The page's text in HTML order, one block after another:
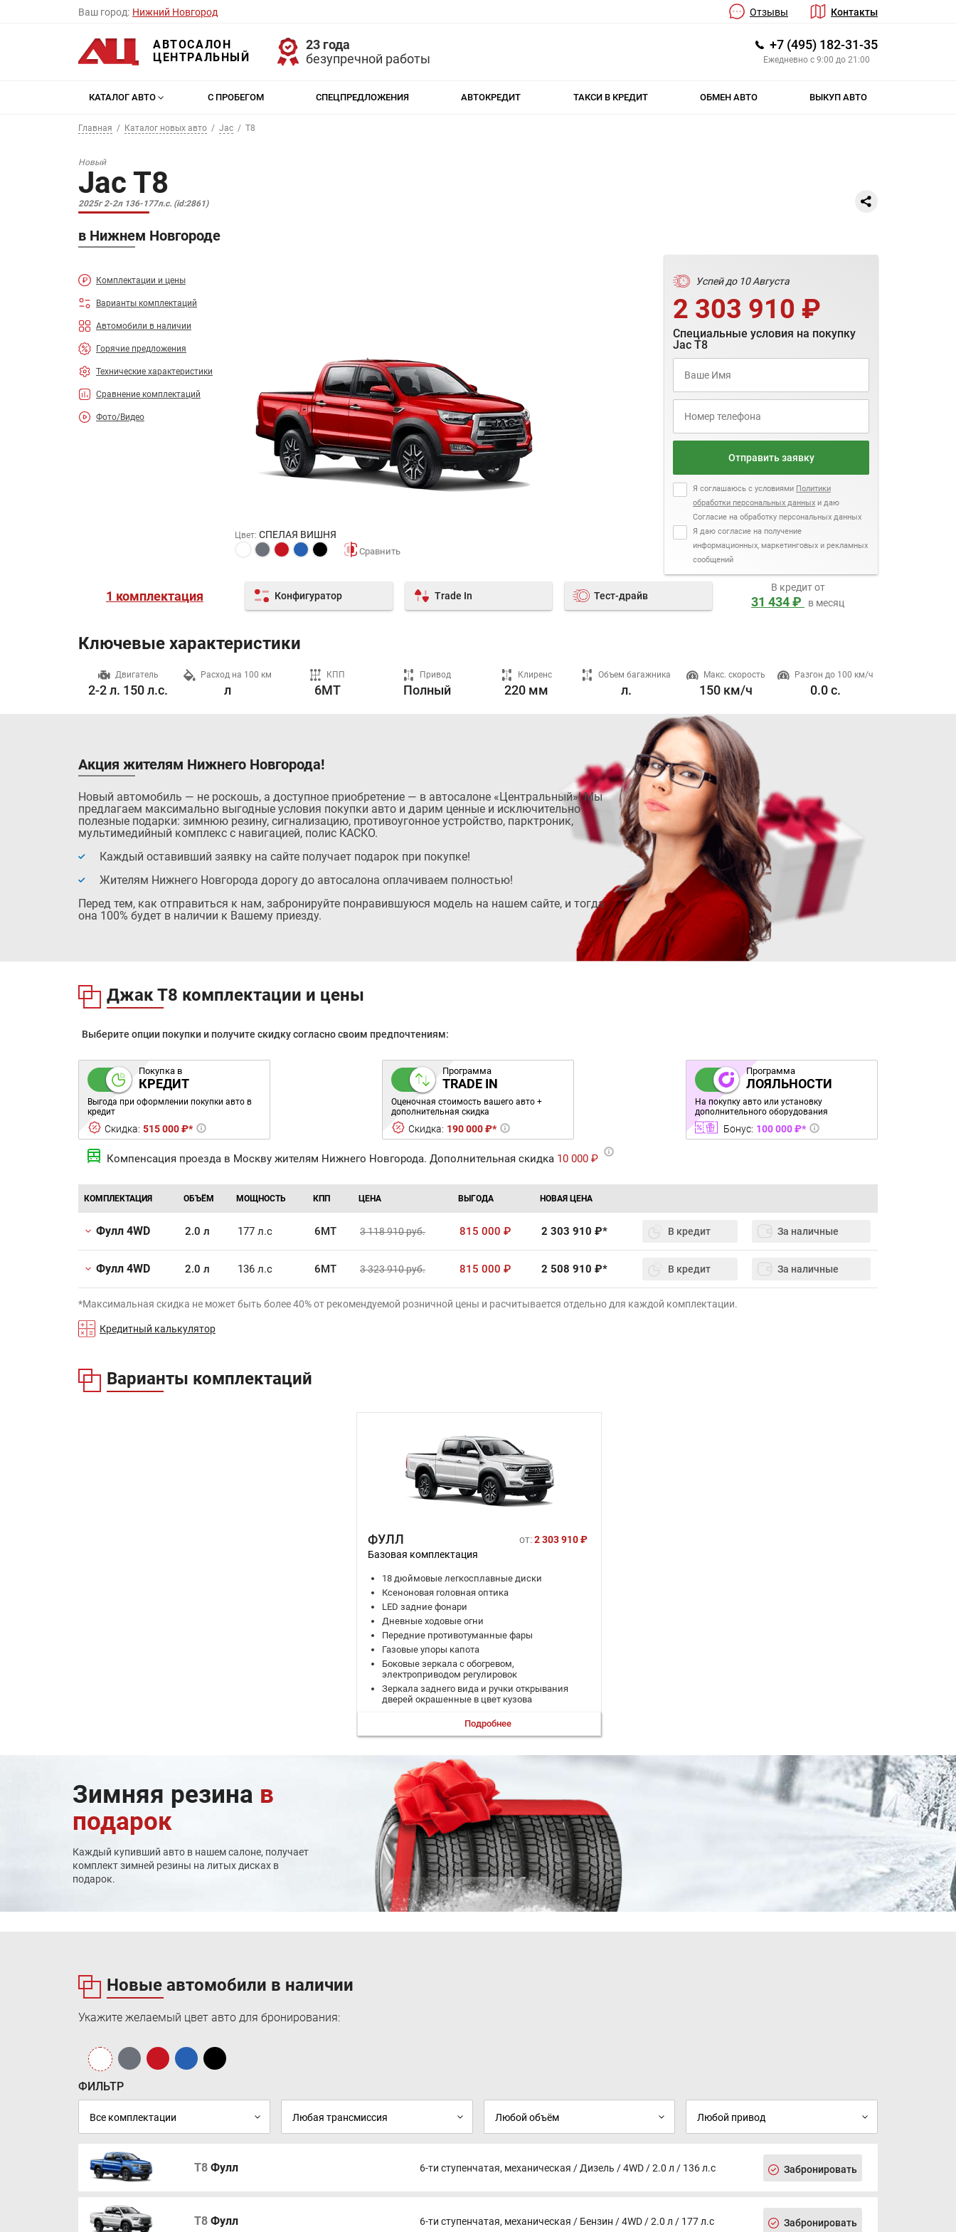
Ваш город: Нижний Новгород Отзывы Контакты
АВТОСАЛОН
ЦЕНТРАЛЬНЫЙ
23 года
безупречной работы
+7 (495) 182-31-35
Ежедневно с 9:00 до 21:00
КАТАЛОГ АВТО С ПРОБЕГОМ СПЕЦПРЕДЛОЖЕНИЯ АВТОКРЕДИТ ТАКСИ В КРЕДИТ ОБМЕН АВТО ВЫКУП АВТО
Главная Каталог новых авто Jac T8
Новый
Jac T8
2025г 2-2л 136-177л.с. (id:2861)
в Нижнем Новгороде
Комплектации и цены
Варианты комплектаций
Автомобили в наличии
Горячие предложения
Технические характеристики
Сравнение комплектаций
Фото/Видео
Цвет: СПЕЛАЯ ВИШНЯ
Успей до 10 Августа
2 303 910 ₽
Специальные условия на покупку
Jac T8
Отправить заявку
Я соглашаюсь с условиями Политики
обработки персональных данных и даю
Согласие на обработку персональных данных
Я даю согласие на получение
информационных, маркетинговых и рекламных
сообщений
1 комплектация Конфигуратор Trade In Тест-драйв
В кредит от
31 434 ₽ в месяц
Ключевые характеристики
Двигатель
2-2 л. 150 л.с.
Расход на 100 км
л
КПП
6MT
Привод
Полный
Клиренс
220 мм
Объем багажника
л.
Макс. скорость
150 км/ч
Разгон до 100 км/ч
0.0 с.
Акция жителям Нижнего Новгорода!
Новый автомобиль — не роскошь, а доступное приобретение — в автосалоне «Центральный»! Мы
предлагаем максимально выгодные условия покупки авто и дарим ценные и исключительно
полезные подарки: зимнюю резину, сигнализацию, противоугонное устройство, парктроник,
мультимедийный комплекс с навигацией, полис КАСКО.
Каждый оставивший заявку на сайте получает подарок при покупке!
Жителям Нижнего Новгорода дорогу до автосалона оплачиваем полностью!
Перед тем, как отправиться к нам, забронируйте понравившуюся модель на нашем сайте, и тогда
она 100% будет в наличии к Вашему приезду.
Джак Т8 комплектации и цены
Выберите опции покупки и получите скидку согласно своим предпочтениям:
Покупка в
КРЕДИТ
Выгода при оформлении покупки авто в
кредит
Скидка: 515 000 ₽*
Программа
TRADE IN
Оценочная стоимость вашего авто +
дополнительная скидка
Скидка: 190 000 ₽*
Программа
ЛОЯЛЬНОСТИ
На покупку авто или установку
дополнительного оборудования
Бонус: 100 000 ₽*
Компенсация проезда в Москву жителям Нижнего Новгорода. Дополнительная скидка 10 000 ₽
КОМПЛЕКТАЦИЯ ОБЪЁМ МОЩНОСТЬ КПП ЦЕНА ВЫГОДА НОВАЯ ЦЕНА
Фулл 4WD 2.0 л 177 л.с 6MT 3 118 910руб. 815 000 ₽ 2 303 910 ₽* В кредит За наличные
Фулл 4WD 2.0 л 136 л.с 6MT 3 323 910руб. 815 000 ₽ 2 508 910 ₽* В кредит За наличные
*Максимальная скидка не может быть более 40% от рекомендуемой розничной цены и расчитывается отдельно для каждой комплектации.
Кредитный калькулятор
Варианты комплектаций
ФУЛЛ от:2 303 910 ₽
Базовая комплектация
18 дюймовые легкосплавные диски
Ксеноновая головная оптика
LED задние фонари
Дневные ходовые огни
Передние противотуманные фары
Газовые упоры капота
Боковые зеркала с обогревом,
электроприводом регулировок
Зеркала заднего вида и ручки открывания
дверей окрашенные в цвет кузова
Пластиковые расширители колесных арок,
неокрашенные
Откидной борт кузова
Обивка салона из экокожи черного цвета
Отделка центральной части торпедо экокожей
Механическая регулировка сиденья водителя в
6 направлениях
Механическая регулировка сидения переднего
пассажира в 4-х направлениях
Мультифункциональный руль с отделкой из
экокожи
Кнопка запуска двигателя
Кондиционер
Электрические стеклоподъемники для всех
окон
Система динамического контроля (VDC)
Система стабилизации (ESC)
и переднего пассажира
Монохромный дисплей бортового компьютера
Подробнее
Зимняя резина в
подарок
Каждый купивший авто в нашем салоне, получает
комплект зимней резины на литых дисках в
подарок.
Новые автомобили в наличии
Укажите желаемый цвет авто для бронирования:
ФИЛЬТР
T8 Фулл 6-ти ступенчатая, механическая / Дизель / 4WD / 2.0 л / 136 л.с Забронировать
T8 Фулл 6-ти ступенчатая, механическая / Бензин / 4WD / 2.0 л / 177 л.с Забронировать